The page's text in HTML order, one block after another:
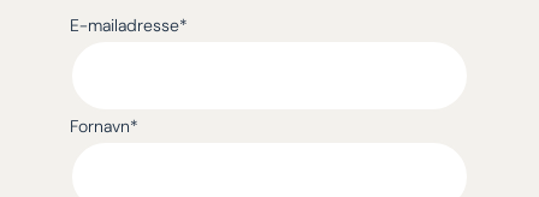
E-mailadresse*
Fornavn*